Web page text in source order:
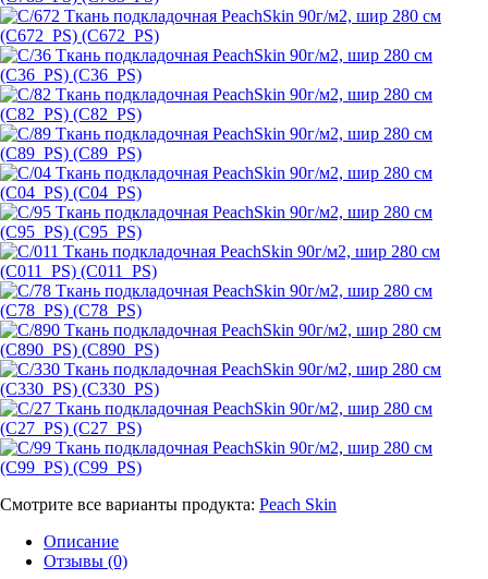
Смотрите все варианты продукта: Peach Skin
Описание
Отзывы (0)